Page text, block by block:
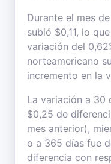
Durante el mes
subió $0,11, lo
variación del
norteamericano
incremento en la
La variación a 30
$0,25 de
mes anterior),
o a 365 días fue
diferencia con